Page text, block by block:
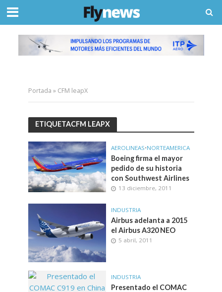
Portada » CFM leapX
ETIQUETACFM LEAPX
AEROLINEAS•NORTEAMERICA
Boeing firma el mayor
pedido de su historia
con Southwest Airlines
13 diciembre, 2011
INDUSTRIA
Airbus adelanta a 2015
el Airbus A320 NEO
5 abril, 2011
INDUSTRIA
Presentado el COMAC